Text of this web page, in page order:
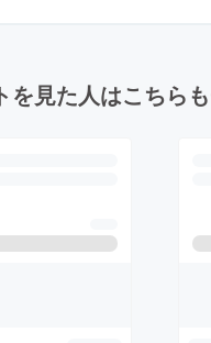
を見た人はこちら